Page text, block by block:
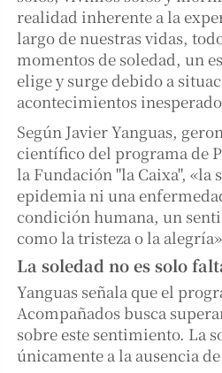
realidad inherente a la
largo de nuestras vidas,
momentos de soledad, un
elige y surge debido a
acontecimientos
Según Javier Yanguas,
científico del programa de
la Fundación "la Caixa", «la
epidemia ni una
condición humana, un
como la tristeza o la
La soledad no es solo
Yanguas señala que el
Acompañados busca
sobre este sentimiento. La
únicamente a la ausencia